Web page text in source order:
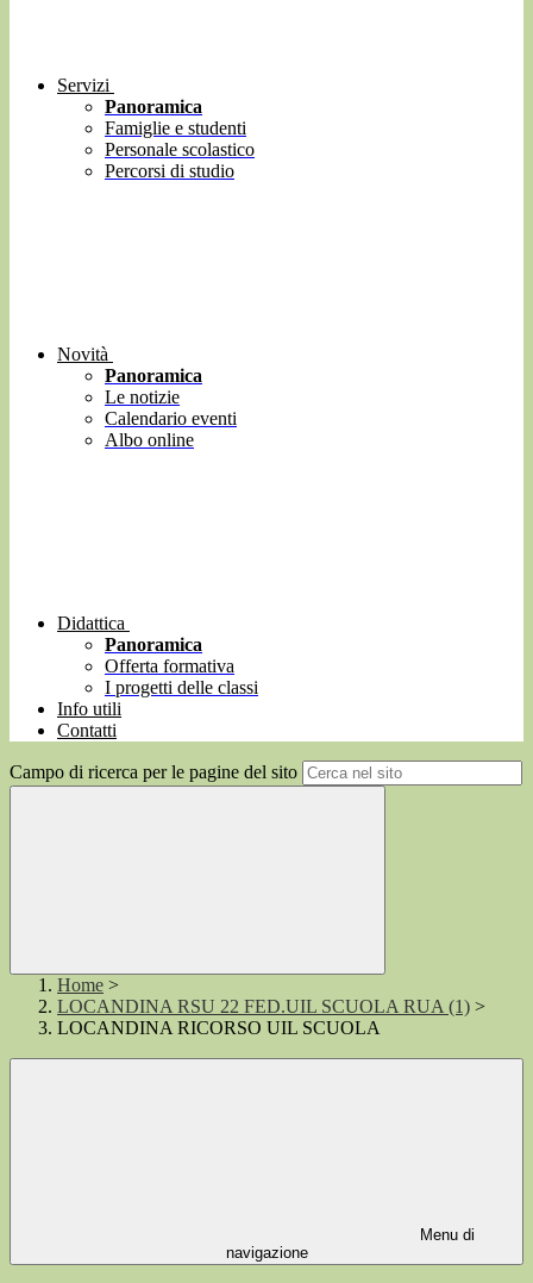
Servizi
Panoramica
Famiglie e studenti
Personale scolastico
Percorsi di studio
Novità
Panoramica
Le notizie
Calendario eventi
Albo online
Didattica
Panoramica
Offerta formativa
I progetti delle classi
Info utili
Contatti
Campo di ricerca per le pagine del sito
Home >
LOCANDINA RSU 22 FED.UIL SCUOLA RUA (1) >
LOCANDINA RICORSO UIL SCUOLA
Menu di
navigazione